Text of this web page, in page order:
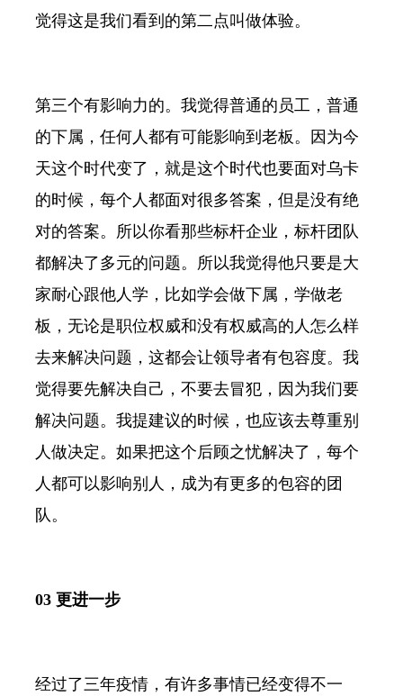
觉得这是我们看到的第二点叫做体验。
第三个有影响力的。我觉得普通的员工，普通
的下属，任何人都有可能影响到老板。因为今
天这个时代变了，就是这个时代也要面对乌卡
的时候，每个人都面对很多答案，但是没有绝
对的答案。所以你看那些标杆企业，标杆团队
都解决了多元的问题。所以我觉得他只要是大
家耐心跟他人学，比如学会做下属，学做老
板，无论是职位权威和没有权威高的人怎么样
去来解决问题，这都会让领导者有包容度。我
觉得要先解决自己，不要去冒犯，因为我们要
解决问题。我提建议的时候，也应该去尊重别
人做决定。如果把这个后顾之忧解决了，每个
人都可以影响别人，成为有更多的包容的团
队。
03 更进一步
经过了三年疫情，有许多事情已经变得不一